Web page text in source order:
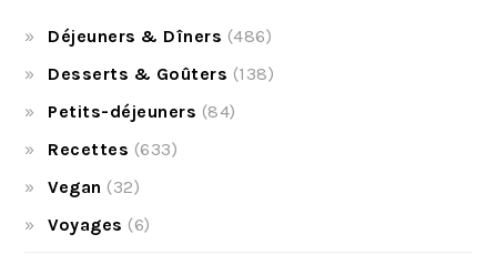
Déjeuners & Dîners (486)
Desserts & Goûters (138)
Petits-déjeuners (84)
Recettes (633)
Vegan (32)
Voyages (6)